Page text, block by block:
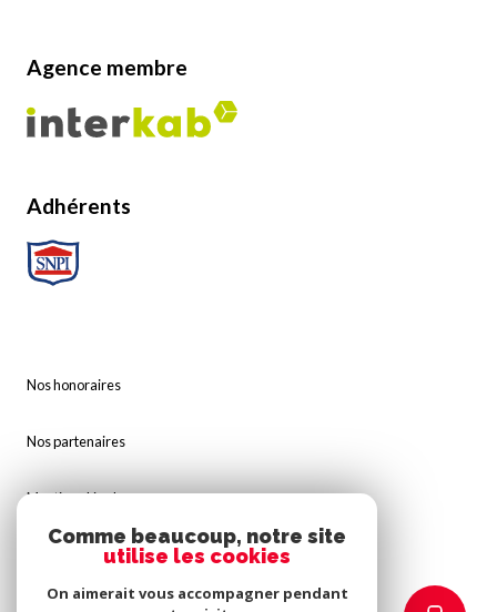
Agence membre
Adhérents
Nos honoraires
Nos partenaires
Mentions légales
Comme beaucoup, notre site
utilise les cookies
On aimerait vous accompagner pendant